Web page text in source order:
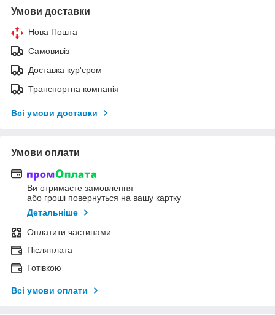
Умови доставки
Нова Пошта
Самовивіз
Доставка кур'єром
Транспортна компанія
Всі умови доставки
Умови оплати
Ви отримаєте замовлення
або гроші повернуться на вашу картку
Детальніше
Оплатити частинами
Післяплата
Готівкою
Всі умови оплати